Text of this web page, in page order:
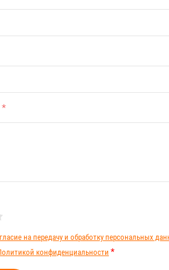
*
на передачу и обработку персональных
конфиденциальности *